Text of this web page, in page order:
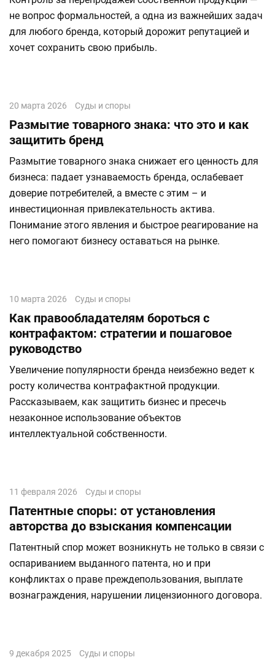
не вопрос формальностей, а одна из важнейших задач
для любого бренда, который дорожит репутацией и
хочет сохранить свою прибыль.
20 марта 2026 Суды и споры
Размытие товарного знака: что это и как
защитить бренд
Размытие товарного знака снижает его ценность для
бизнеса: падает узнаваемость бренда, ослабевает
доверие потребителей, а вместе с этим – и
инвестиционная привлекательность актива.
Понимание этого явления и быстрое реагирование на
него помогают бизнесу оставаться на рынке.
10 марта 2026 Суды и споры
Как правообладателям бороться с
контрафактом: стратегии и пошаговое
руководство
Увеличение популярности бренда неизбежно ведет к
росту количества контрафактной продукции.
Рассказываем, как защитить бизнес и пресечь
незаконное использование объектов
интеллектуальной собственности.
11 февраля 2026 Суды и споры
Патентные споры: от установления
авторства до взыскания компенсации
Патентный спор может возникнуть не только в связи с
оспариванием выданного патента, но и при
конфликтах о праве преждепользования, выплате
вознаграждения, нарушении лицензионного договора.
9 декабря 2025 Суды и споры